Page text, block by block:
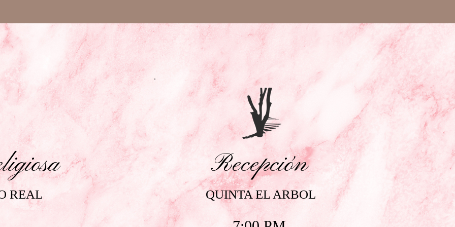
REAL
Recepción
QUINTA EL ARBOL